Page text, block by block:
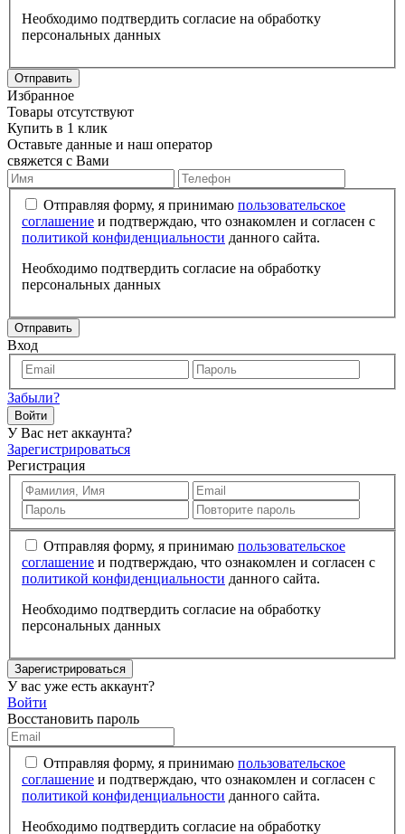
Необходимо подтвердить согласие на обработку
персональных данных
Отправить
Избранное
Товары отсутствуют
Купить в 1 клик
Оставьте данные и наш оператор
свяжется с Вами
Отправляя форму, я принимаю пользовательское
соглашение и подтверждаю, что ознакомлен и согласен с
политикой конфиденциальности данного сайта.
Необходимо подтвердить согласие на обработку
персональных данных
Отправить
Вход
Забыли?
Войти
У Вас нет аккаунта?
Зарегистрироваться
Регистрация
Отправляя форму, я принимаю пользовательское
соглашение и подтверждаю, что ознакомлен и согласен с
политикой конфиденциальности данного сайта.
Необходимо подтвердить согласие на обработку
персональных данных
Зарегистрироваться
У вас уже есть аккаунт?
Войти
Восстановить пароль
Отправляя форму, я принимаю пользовательское
соглашение и подтверждаю, что ознакомлен и согласен с
политикой конфиденциальности данного сайта.
Необходимо подтвердить согласие на обработку